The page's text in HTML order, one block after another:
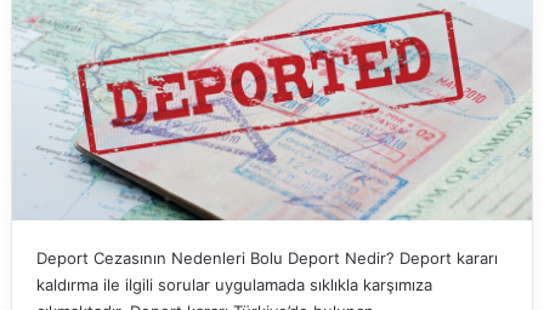
Deport Cezasının Nedenleri Bolu Deport Nedir? Deport kararı
kaldırma ile ilgili sorular uygulamada sıklıkla karşımıza